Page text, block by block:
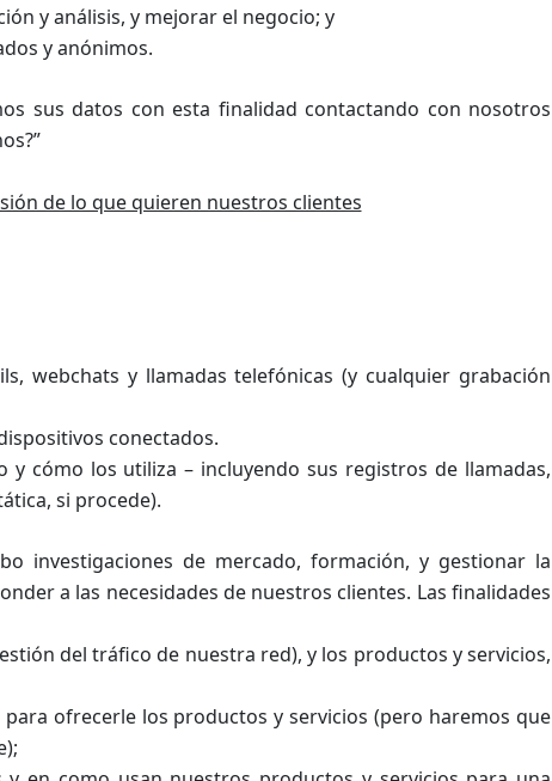
y análisis, y mejorar el negocio; y
y anónimos.
sus datos con esta finalidad contactando con nosotros
de lo que quieren nuestros clientes
webchats y llamadas telefónicas (y cualquier grabación
conectados.
cómo los utiliza – incluyendo sus registros de llamadas,
si procede).
investigaciones de mercado, formación, y gestionar la
a las necesidades de nuestros clientes. Las finalidades
del tráfico de nuestra red), y los productos y servicios,
ofrecerle los productos y servicios (pero haremos que